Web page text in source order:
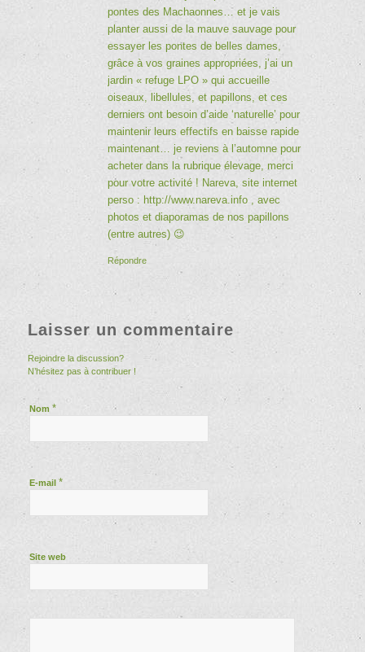
pontes des Machaonnes… et je vais
planter aussi de la mauve sauvage pour
essayer les pontes de belles dames,
grâce à vos graines appropriées, j’ai un
jardin « refuge LPO » qui accueille
oiseaux, libellules, et papillons, et ces
derniers ont besoin d’aide ‘naturelle’ pour
maintenir leurs effectifs en baisse rapide
maintenant… je reviens à l’automne pour
acheter dans la rubrique élevage, merci
pour votre activité ! Nareva, site internet
perso : http://www.nareva.info, avec
photos et diaporamas de nos papillons
(entre autres) 😉
Répondre
Laisser un commentaire
Rejoindre la discussion?
N’hésitez pas à contribuer !
Nom *
E-mail *
Site web